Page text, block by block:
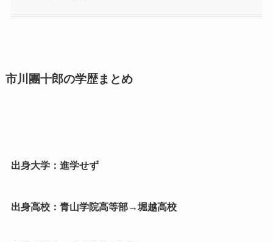
市川團十郎の学歴まとめ
出身大学：進学せず
出身高校：青山学院高等部→堀越高校